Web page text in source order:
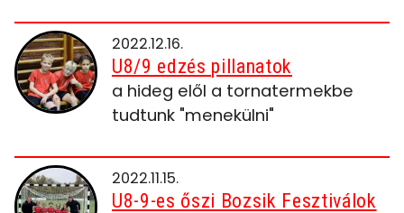
2022.12.16.
U8/9 edzés pillanatok
a hideg elől a tornatermekbe
tudtunk "menekülni"
2022.11.15.
U8-9-es őszi Bozsik Fesztiválok